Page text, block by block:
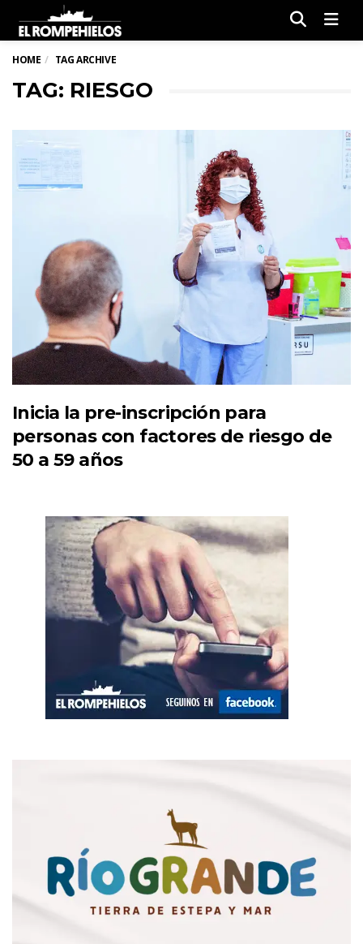
HOME TAG ARCHIVE
TAG: RIESGO
Inicia la pre-inscripción para
personas con factores de riesgo de
50 a 59 años